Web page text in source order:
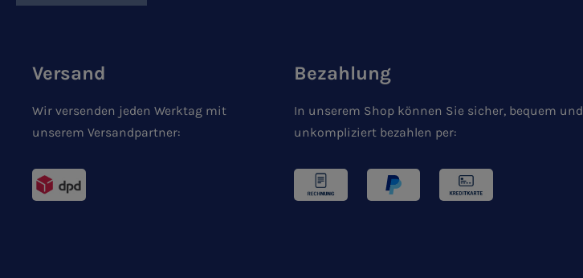
Versand
Wir versenden jeden Werktag mit
unserem Versandpartner:
Bezahlung
In unserem Shop können Sie sicher, bequem und
unkompliziert bezahlen per: